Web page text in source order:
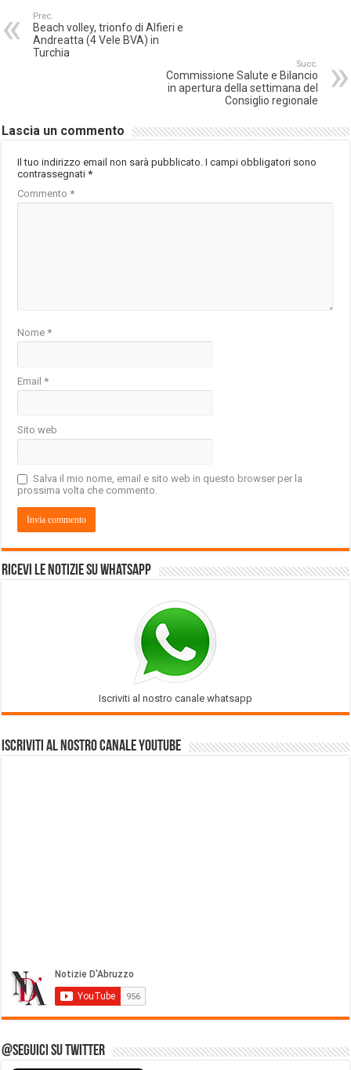
Prec.
Beach volley, trionfo di Alfieri e
Andreatta (4 Vele BVA) in
Turchia
Succ.
Commissione Salute e Bilancio
in apertura della settimana del
Consiglio regionale
Lascia un commento
Il tuo indirizzo email non sarà pubblicato. I campi obbligatori sono
contrassegnati*
Commento*
Nome*
Email*
Sito web
Salva il mio nome, email e sito web in questo browser per la
prossima volta che commento.
Ricevi le notizie su Whatsapp
Iscriviti al nostro canale whatsapp
Iscriviti al nostro Canale Youtube
@Seguici su Twitter